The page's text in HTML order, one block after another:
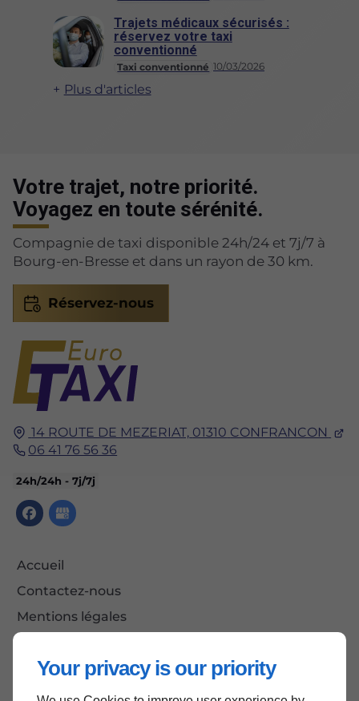
Your privacy is our priority
Taxi conventionné 10/03/2026
Trajets médicaux sécurisés :
réservez votre taxi
conventionné
Plus d'articles
14 ROUTE DE MEZERIAT, 01310 CONFRANCON
06 41 76 56 36
24h/24h - 7j/7j
Accueil
Contactez-nous
Mentions légales
Votre trajet, notre priorité.
Voyagez en toute sérénité.
Compagnie de taxi disponible 24h/24 et 7j/7 à
Bourg-en-Bresse et dans un rayon de 30 km.
Réservez-nous